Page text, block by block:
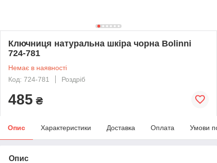
Ключниця натуральна шкіра чорна Bolinni
724-781
Немає в наявності
Код: 724-781
Роздріб
485 ₴
Опис Характеристики Доставка Оплата Умови
Опис